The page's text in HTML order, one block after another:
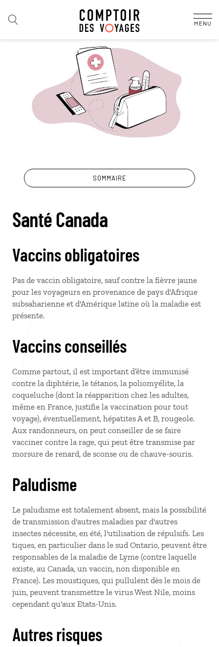
MENU
SOMMAIRE
Santé Canada
Vaccins obligatoires
Pas de vaccin obligatoire, sauf contre la fièvre jaune
pour les voyageurs en provenance de pays d'Afrique
subsaharienne et d'Amérique latine où la maladie est
présente.
Vaccins conseillés
Comme partout, il est important d’être immunisé
contre la diphtérie, le tétanos, la poliomyélite, la
coqueluche (dont la réapparition chez les adultes,
même en France, justifie la vaccination pour tout
voyage), éventuellement, hépatites A et B, rougeole.
Aux randonneurs, on peut conseiller de se faire
vacciner contre la rage, qui peut être transmise par
morsure de renard, de sconse ou de chauve-souris.
Paludisme
Le paludisme est totalement absent, mais la possibilité
de transmission d'autres maladies par d'autres
insectes nécessite, en été, l'utilisation de répulsifs. Les
tiques, en particulier dans le sud Ontario, peuvent être
responsables de la maladie de Lyme (contre laquelle
existe, au Canada, un vaccin, non disponible en
France). Les moustiques, qui pullulent dès le mois de
juin, peuvent transmettre le virus West Nile, moins
cependant qu'aux Etats-Unis.
Autres risques